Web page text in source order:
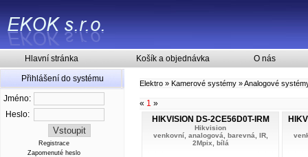
Hlavní stránka Košík a objednávka O nás
Přihlášení do systému
Jméno:
Heslo:
Registrace
Zapomenuté heslo
Elektro » Kamerové systémy »Analogové
« 1 »
HIKVISION DS-2CE56D0T-IRM
Hikvision
venkovní, analogová, barevná, IR,
2Mpix, bílá